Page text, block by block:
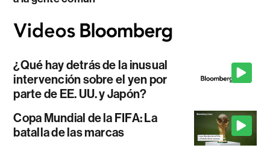
¿Qué hay detrás de la inusual
intervención sobre el yen por
parte de EE. UU. y Japón?
Copa Mundial de la FIFA: La
batalla de las marcas